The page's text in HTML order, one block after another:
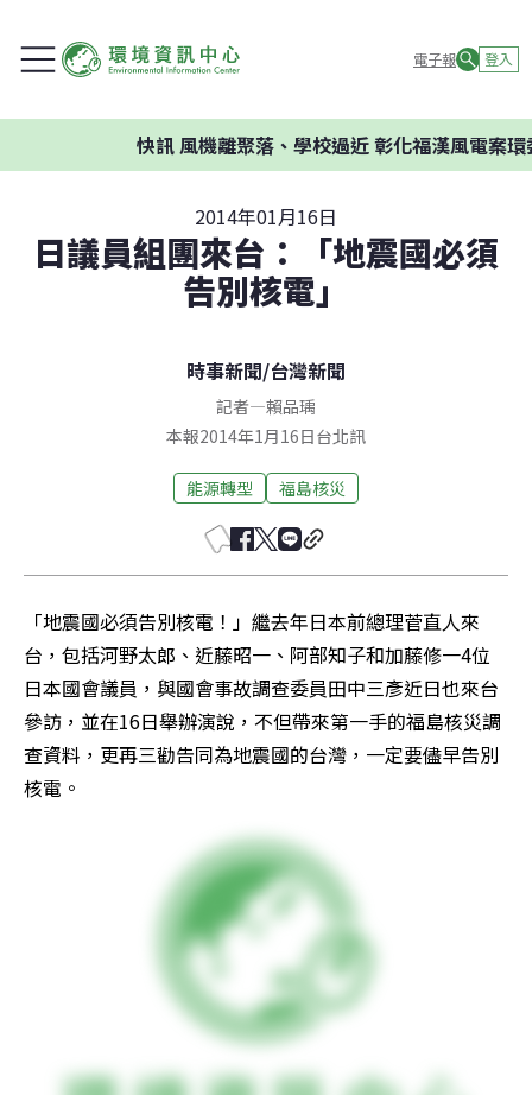
電子報 登入
風機離聚落、學校過近 彰化福漢風電案環委建
2014年01月16日
日議員組團來台：「地震國必須
告別核電」
時事新聞/台灣新聞
記者—賴品瑀
本報2014年1月16日台北訊
能源轉型 福島核災
「地震國必須告別核電！」繼去年日本前總理菅直人來
台，包括河野太郎、近藤昭一、阿部知子和加藤修一4位
日本國會議員，與國會事故調查委員田中三彥近日也來台
參訪，並在16日舉辦演說，不但帶來第一手的福島核災調
查資料，更再三勸告同為地震國的台灣，一定要儘早告別
核電。